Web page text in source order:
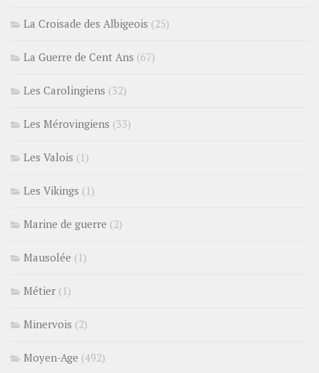
La Croisade des Albigeois (25)
La Guerre de Cent Ans (67)
Les Carolingiens (32)
Les Mérovingiens (33)
Les Valois (1)
Les Vikings (1)
Marine de guerre (2)
Mausolée (1)
Métier (1)
Minervois (2)
Moyen-Age (492)